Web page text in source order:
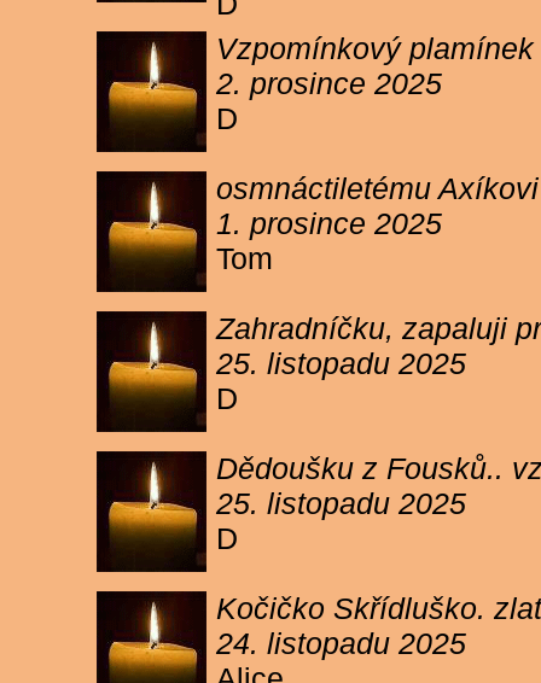
Vzpomínkový
2. prosince 2025
D
osmnáctiletému
1. prosince 2025
Tom
Zahradníčku, zapaluji
25. listopadu 2025
D
Dědoušku z Fousků..
25. listopadu 2025
D
Kočičko Skřídluško.
24. listopadu 2025